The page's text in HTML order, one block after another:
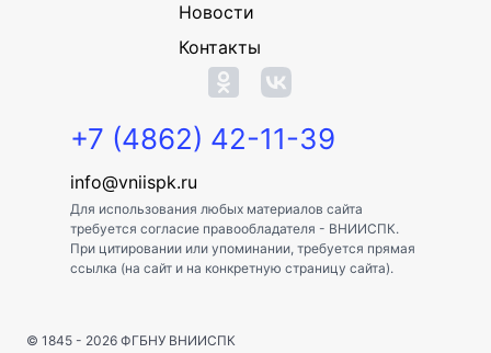
Новости
Контакты
+7 (4862) 42-11-39
info@vniispk.ru
Для использования любых материалов сайта
требуется согласие правообладателя - ВНИИСПК.
При цитировании или упоминании, требуется прямая
ссылка (на сайт и на конкретную страницу сайта).
© 1845 - 2026 ФГБНУ ВНИИСПК